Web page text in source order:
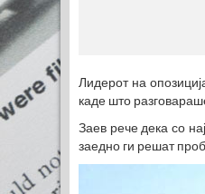
Лидерот на
каде што
Заев рече дека со
заедно ги решат